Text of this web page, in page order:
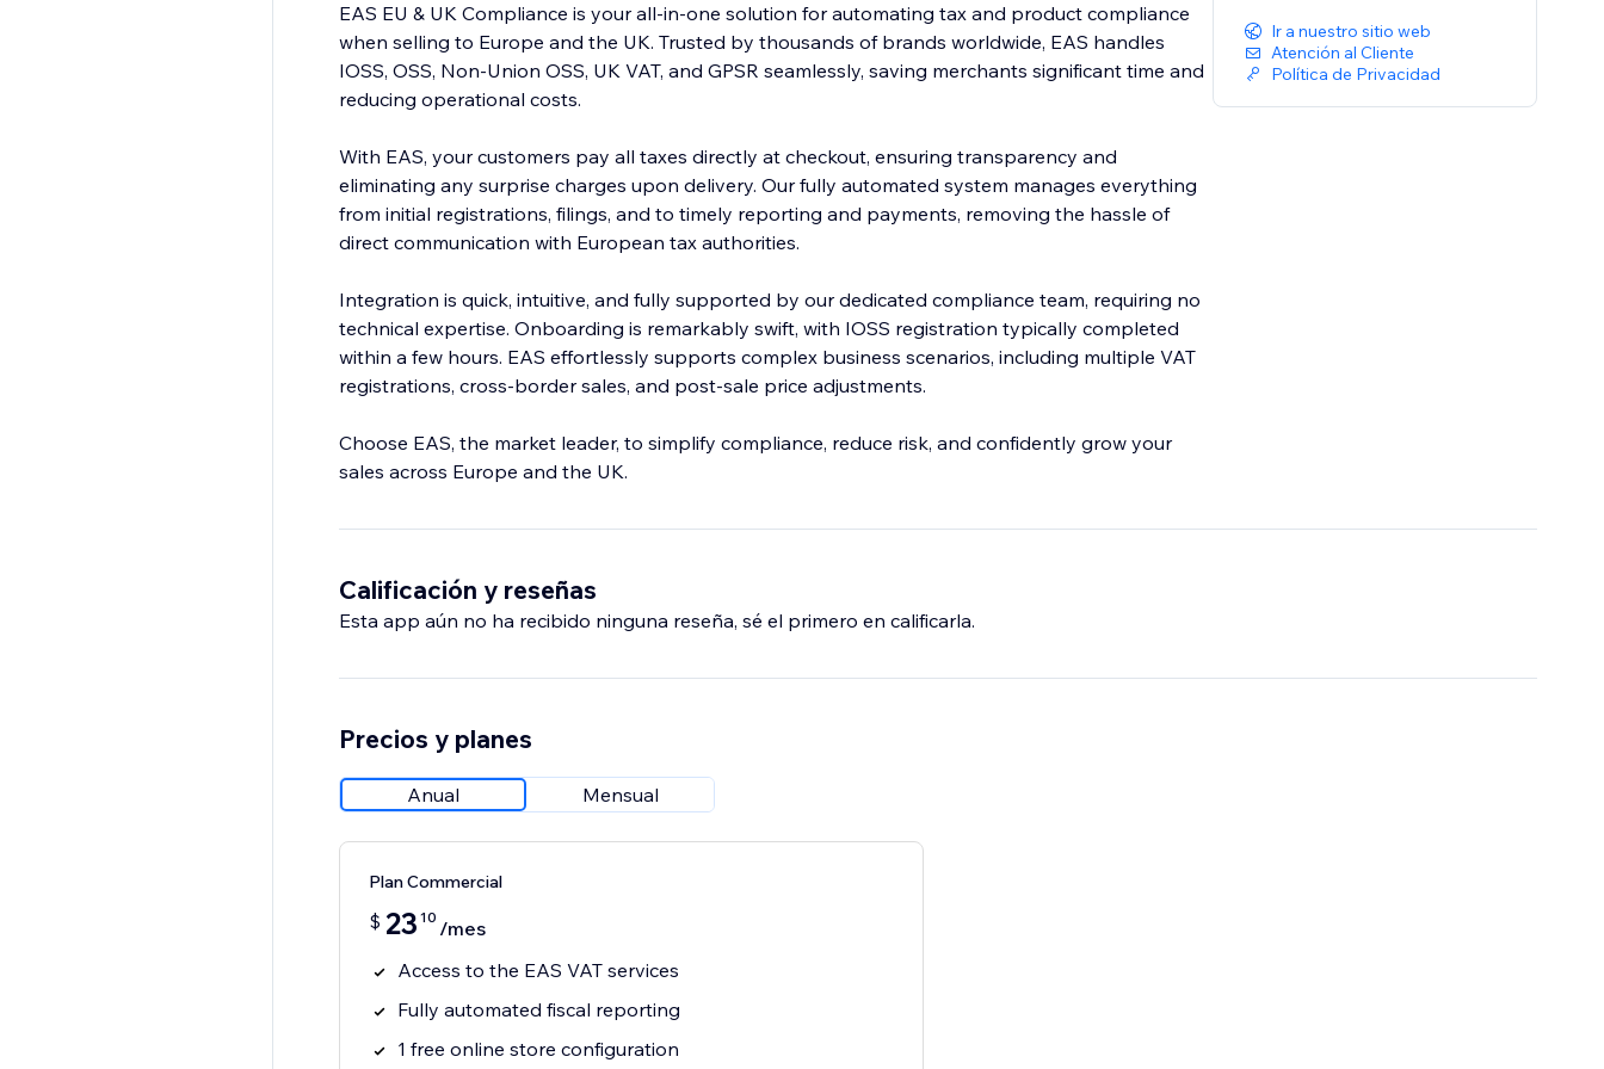
EAS EU & UK Compliance is your all-in-one solution for automating tax and product compliance
when selling to Europe and the UK. Trusted by thousands of brands worldwide, EAS handles
IOSS, OSS, Non-Union OSS, UK VAT, and GPSR seamlessly, saving merchants significant time and
reducing operational costs.
With EAS, your customers pay all taxes directly at checkout, ensuring transparency and
eliminating any surprise charges upon delivery. Our fully automated system manages everything
from initial registrations, filings, and to timely reporting and payments, removing the hassle of
direct communication with European tax authorities.
Integration is quick, intuitive, and fully supported by our dedicated compliance team, requiring no
technical expertise. Onboarding is remarkably swift, with IOSS registration typically completed
within a few hours. EAS effortlessly supports complex business scenarios, including multiple VAT
registrations, cross-border sales, and post-sale price adjustments.
Choose EAS, the market leader, to simplify compliance, reduce risk, and confidently grow your
sales across Europe and the UK.
Ir a nuestro sitio web
Atención al Cliente
Política de Privacidad
Calificación y reseñas
Esta app aún no ha recibido ninguna reseña, sé el primero en calificarla.
Precios y planes
Anual Mensual
Plan Commercial
$ 23 10 /mes
Access to the EAS VAT services
Fully automated fiscal reporting
1 free online store configuration